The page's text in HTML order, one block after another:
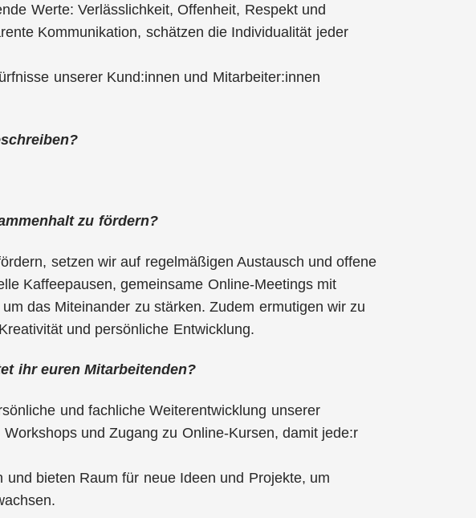
Werte: Verlässlichkeit, Offenheit, Respekt und
Kommunikation, schätzen die Individualität jeder
unserer Kund:innen und Mitarbeiter:innen
zu fördern?
setzen wir auf regelmäßigen Austausch und offene
Kaffeepausen, gemeinsame Online-Meetings mit
das Miteinander zu stärken. Zudem ermutigen wir zu
und persönliche Entwicklung.
ihr euren Mitarbeitenden?
und fachliche Weiterentwicklung unserer
und Zugang zu Online-Kursen, damit jede:r
bieten Raum für neue Ideen und Projekte, um